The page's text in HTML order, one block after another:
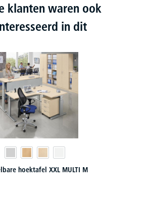
klanten waren ook
in dit
bureaus COMFORT MULTI M pro